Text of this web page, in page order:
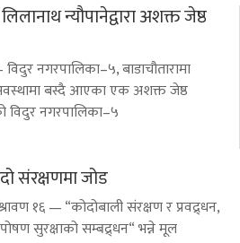
न्यौपानेद्वारा अशक्त जेष्ठ
नगरपालिका–५, बाडाचौतारामा
बस्दै आएका एक अशक्त जेष्ठ
विदुर नगरपालिका–५
संरक्षणमा जोड
१६ — “कोदोबाली संरक्षण र प्रवद्र्धन,
सुरक्षाको सम्बद्र्धन“ भन्ने मूल